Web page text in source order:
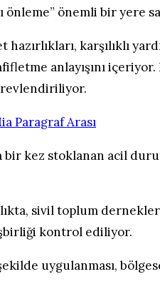
önemli bir yere
karşılıklı
anlayışını
kez stoklanan acil
sivil toplum
kontrol ediliyor.
uygulanması,